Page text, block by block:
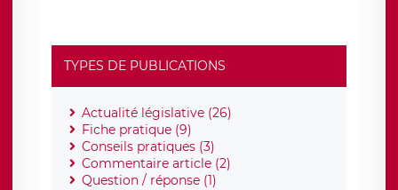
TYPES DE PUBLICATIONS
Actualité législative (26)
Fiche pratique (9)
Conseils pratiques (3)
Commentaire article (2)
Question / réponse (1)